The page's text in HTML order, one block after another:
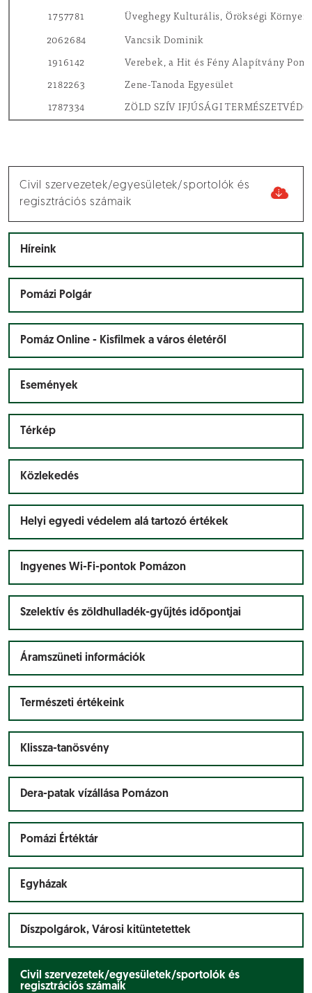
1757781 Üveghegy Kulturális, Örökségi
2062684 Vancsik Dominik
1916142 Verebek, a Hit és Fény Alapítvány
2182263 Zene-Tanoda Egyesület
1787334 ZÖLD SZÍV IFJÚSÁGI
Civil szervezetek/egyesületek/sportolók és
regisztrációs számaik
Híreink
Pomázi Polgár
Pomáz Online - Kisfilmek a város életéről
Események
Térkép
Közlekedés
Helyi egyedi védelem alá tartozó értékek
Ingyenes Wi-Fi-pontok Pomázon
Szelektív és zöldhulladék-gyűjtés időpontjai
Áramszüneti információk
Természeti értékeink
Klissza-tanösvény
Dera-patak vízállása Pomázon
Pomázi Értéktár
Egyházak
Díszpolgárok, Városi kitüntetettek
Civil szervezetek/egyesületek/sportolók és
regisztrációs számaik